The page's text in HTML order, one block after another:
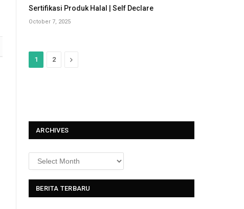
Sertifikasi Produk Halal | Self Declare
October 7, 2025
1 2
N
ARCHIVES
BERITA TERBARU